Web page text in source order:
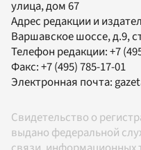
улица, дом 67
Адрес редакции и
Варшавское шоссе, д.9,
Телефон редакции:+7
Факс:+7 (495) 785-17-01
Электронная почта:
Свидетельство о
выдано федеральной